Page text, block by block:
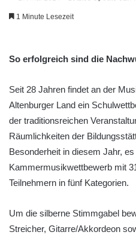
1 Minute Lesezeit
So erfolgreich sind die
Seit 28 Jahren findet an der
Altenburger Land ein
der traditionsreichen
Räumlichkeiten der
Besonderheit in diesem Jahr,
Kammermusikwettbewerb mit
Teilnehmern in fünf Kategorien.
Um die silberne Stimmgabel
Streicher, Gitarre/Akkordeon